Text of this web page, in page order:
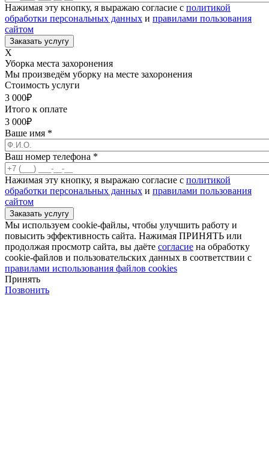
Нажимая эту кнопку, я выражаю согласие с политикой
обработки персональных данных и правилами пользования
сайтом
X
Уборка места захоронения
Мы произведём уборку на месте захоронения
Стоимость услуги
3 000₽
Итого к оплате
3 000₽
Ваше имя *
Ваш номер телефона *
Нажимая эту кнопку, я выражаю согласие с политикой
обработки персональных данных и правилами пользования
сайтом
Мы используем cookie-файлы, чтобы улучшить работу и
повысить эффективность сайта. Нажимая ПРИНЯТЬ или
продолжая просмотр сайта, вы даёте согласие на обработку
cookie-файлов и пользовательских данных в соответствии с
правилами использования файлов cookies
Принять
Позвонить